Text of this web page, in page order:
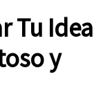
Tu Idea
y